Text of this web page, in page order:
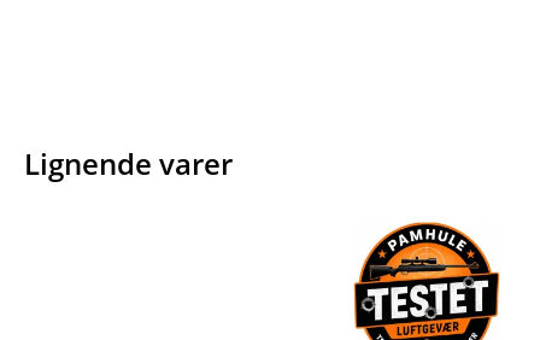
Lignende varer